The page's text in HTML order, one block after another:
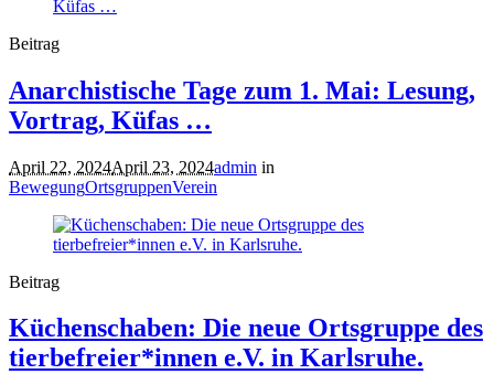
Beitrag
Anarchistische Tage zum 1. Mai: Lesung,
Vortrag, Küfas …
April 22, 2024April 23, 2024admin in
BewegungOrtsgruppenVerein
Beitrag
Küchenschaben: Die neue Ortsgruppe des
tierbefreier*innen e.V. in Karlsruhe.